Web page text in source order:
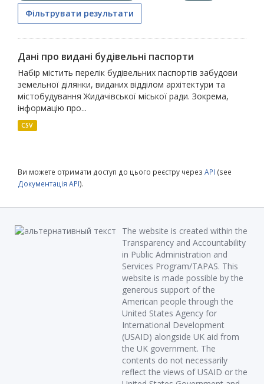
Фільтрувати результати
Дані про видані будівельні паспорти
Набір містить перелік будівельних паспортів забудови
земельної ділянки, виданих відділом архітектури та
містобудування Жидачівської міської ради. Зокрема,
інформацію про...
CSV
Ви можете отримати доступ до цього реєстру через API (see
Документація API).
The website is created within the
Transparency and Accountability
in Public Administration and
Services Program/TAPAS. This
website is made possible by the
generous support of the
American people through the
United States Agency for
International Development
(USAID) alongside UK aid from
the UK government. The
contents do not necessarily
reflect the views of USAID or the